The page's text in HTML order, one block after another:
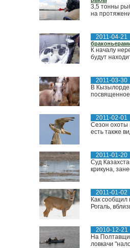
3,5 тонны
на
2011-04-21
К началу
будут
2011-03-30
В Кызылорде
2011-02-01
Сезон охоты
есть также
2011-01-20
Суд
крикуна,
2011-01-02
Как сообщил
Рогаль,
2010-12-21
На
ловкачи